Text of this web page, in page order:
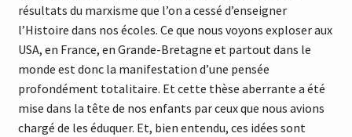
résultats du marxisme que l’on a cessé d’enseigner
l’Histoire dans nos écoles. Ce que nous voyons exploser aux
USA, en France, en Grande-Bretagne et partout dans le
monde est donc la manifestation d’une pensée
profondément totalitaire. Et cette thèse aberrante a été
mise dans la tête de nos enfants par ceux que nous avions
chargé de les éduquer. Et, bien entendu, ces idées sont